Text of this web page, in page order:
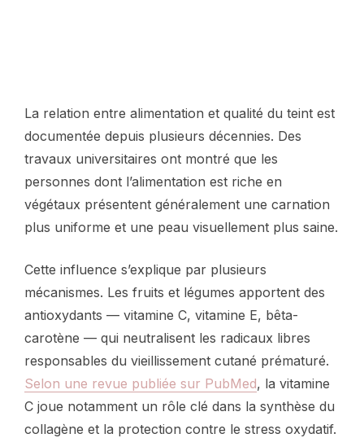
La relation entre alimentation et qualité du teint est
documentée depuis plusieurs décennies. Des
travaux universitaires ont montré que les
personnes dont l’alimentation est riche en
végétaux présentent généralement une carnation
plus uniforme et une peau visuellement plus saine.
Cette influence s’explique par plusieurs
mécanismes. Les fruits et légumes apportent des
antioxydants — vitamine C, vitamine E, bêta-
carotène — qui neutralisent les radicaux libres
responsables du vieillissement cutané prématuré.
Selon une revue publiée sur PubMed, la vitamine
C joue notamment un rôle clé dans la synthèse du
collagène et la protection contre le stress oxydatif.